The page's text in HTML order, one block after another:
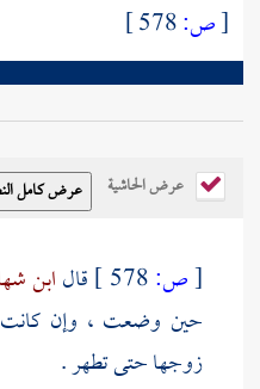
[ص:
عرض الحاشية
[ص: قالابن
حين وضعت ، وإن كانت
زوجها حتى تطهر .